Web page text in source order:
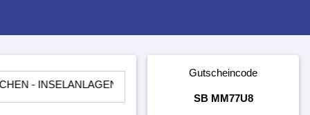
- LADEREGLER - BATTERIEN -
Gutscheincode
SB MM77U8